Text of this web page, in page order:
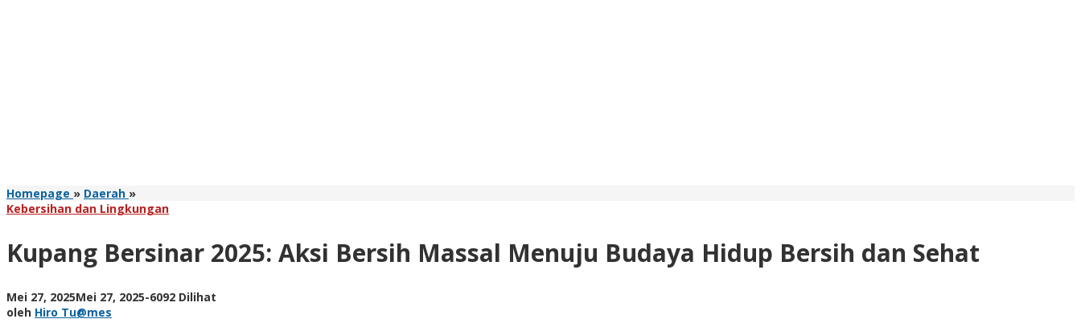
Homepage » Daerah »Kupang
Bersinar
Bersih
Budaya
Kebersihan dan Lingkungan
Kupang Bersinar 2025: Aksi Bersih Massal Menuju Budaya Hidup Bersih dan Sehat
Mei 27, 2025Mei 27, 2025oleh
-6092 Dilihat
oleh Hiro Tu@mes